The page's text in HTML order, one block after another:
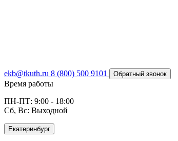
ekb@tkuth.ru 8 (800) 500 9101 Обратный звонок
Время работы
ПН-ПТ: 9:00 - 18:00
Сб, Вс: Выходной
Екатеринбург